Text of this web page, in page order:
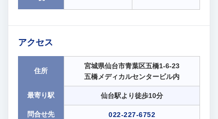
アクセス
住所
宮城県仙台市青葉区五橋1-6-23
五橋メディカルセンタービル内
最寄り駅 仙台駅より徒歩10分
問合せ先 022-227-6752